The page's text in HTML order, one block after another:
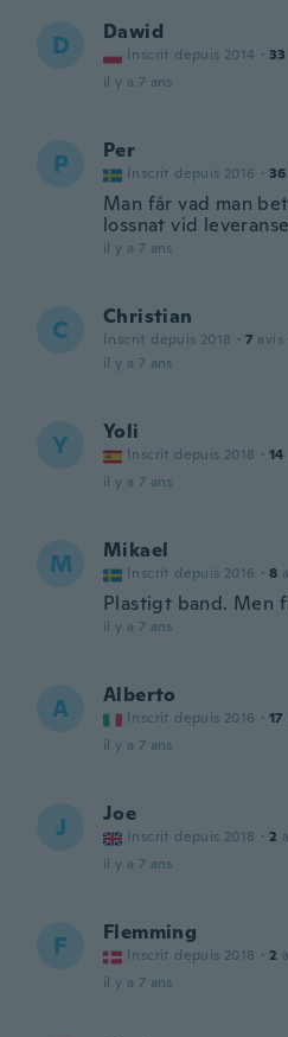
D Dawid
Inscrit depuis 2014 · 33
il y a 7 ans
P Per
Inscrit depuis 2016 · 36
Man får vad man
lossnat vid
il y a 7 ans
C Christian
Inscrit depuis 2018 · 7 avis
il y a 7 ans
Y Yoli
Inscrit depuis 2018 · 14
il y a 7 ans
M Mikael
Inscrit depuis 2016 · 8
Plastigt band. Men
il y a 7 ans
A Alberto
Inscrit depuis 2016 · 17
il y a 7 ans
J Joe
Inscrit depuis 2018 · 2
il y a 7 ans
F Flemming
Inscrit depuis 2018 · 2
il y a 7 ans